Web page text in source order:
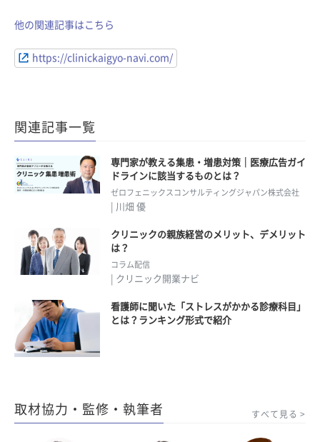
他の関連記事はこちら
https://clinickaigyo-navi.com/
関連記事一覧
専門家が教える集患・増患対策｜医療広告ガイ
ドラインに該当するものとは？
ゼロフェニックスコンサルティングジャパン株式会社
| 川畑 優
クリニックの親族経営のメリット、デメリット
は？
コラム配信
| クリニック開業ナビ
看護師に聞いた「ストレスがかかる診療科目」
とは？ランキング形式で紹介
取材協力・監修・執筆者 すべて見る